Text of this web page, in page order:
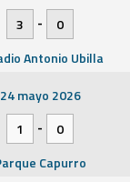
3
-
0
Antonio Ubilla
24 mayo 2026
1
-
0
Capurro